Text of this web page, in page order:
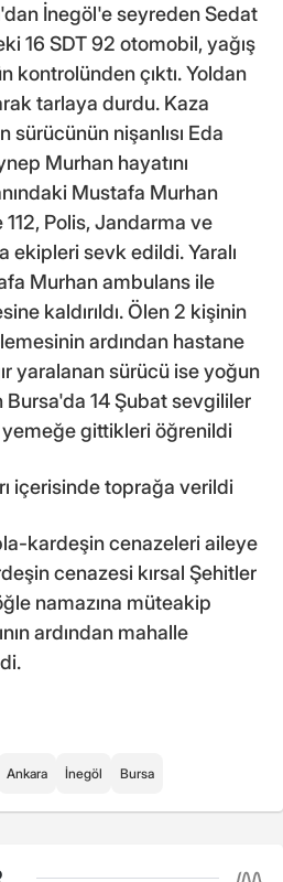
İnegöl'e seyreden Sedat
16 SDT 92 otomobil, yağış
kontrolünden çıktı. Yoldan
tarlaya durdu. Kaza
sürücünün nişanlısı Eda
Murhan hayatını
Mustafa Murhan
Polis, Jandarma ve
ekipleri sevk edildi. Yaralı
Murhan ambulans ile
kaldırıldı. Ölen 2 kişinin
ardından hastane
yaralanan sürücü ise yoğun
Bursa'da 14 Şubat sevgililer
gittikleri öğrenildi
içerisinde toprağa verildi
kardeşin cenazeleri aileye
cenazesi kırsal Şehitler
namazına müteakip
ardından mahalle
Ankara İnegöl Bursa